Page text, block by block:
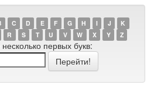
C D E F G H I J
K
R S T U V W X Y Z
первых букв: